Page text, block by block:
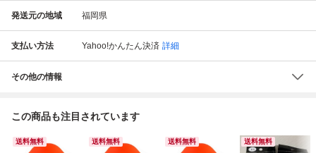
発送元の地域 福岡県
支払い方法 Yahoo!かんたん決済 詳細
その他の情報
この商品も注目されています
送料無料 送料無料 送料無料 送料無料